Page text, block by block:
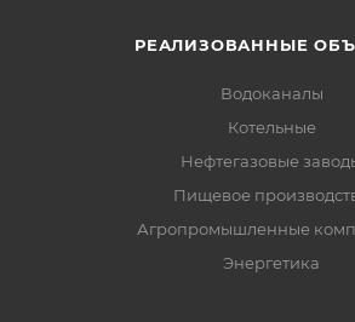
РЕАЛИЗОВАННЫЕ
Водоканалы
Котельные
Нефтегазовые
Пищевое
Агропромышленные
Энергетика